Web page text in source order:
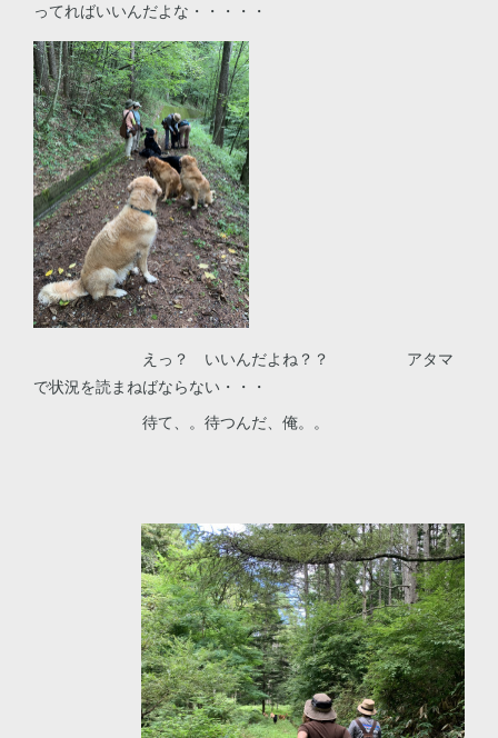
ってればいいんだよな・・・・・
えっ？ いいんだよね？？ アタマ
で状況を読まねばならない・・・
待て、。待つんだ、俺。。